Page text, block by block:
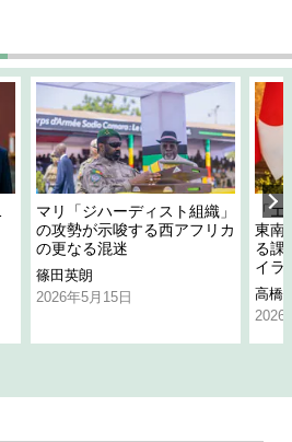
マリ「ジハーディスト組織」
の攻勢が示唆する西アフリカ
の更なる混迷
篠田英朗
2026年5月15日
「
東南
る課
イラ
高橋
2026